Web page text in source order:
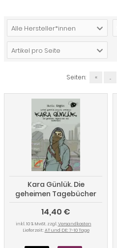
Alle Hersteller*innen
Artikel pro Seite
Seiten: « ...
Kara Günlük. Die
geheimen Tagebücher
des Sesperado
14,40 €
inkl. 10 % MwSt. zzgl.Versandkosten
Lieferzeit: AT und DE: 7-10 Tage